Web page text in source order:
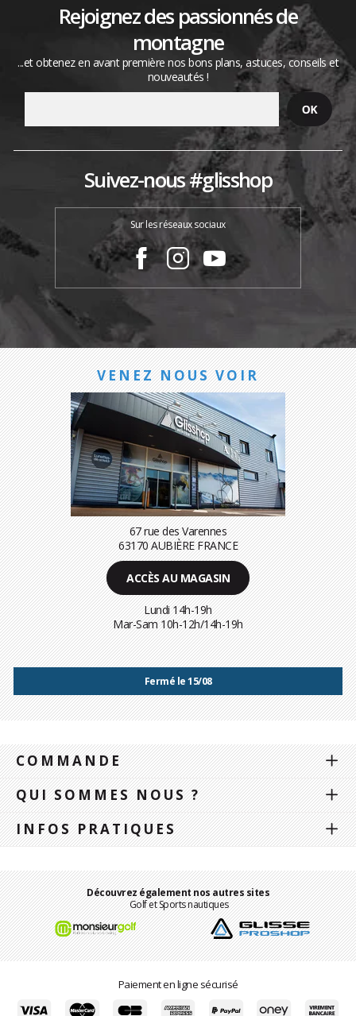
Rejoignez des passionnés de
montagne
...et obtenez en avant première nos bons plans, astuces, conseils et
nouveautés !
Suivez-nous #glisshop
Sur les réseaux sociaux
VENEZ NOUS VOIR
67 rue des Varennes
63170 AUBIÈRE FRANCE
ACCÈS AU MAGASIN
Lundi 14h-19h
Mar-Sam 10h-12h/14h-19h
Fermé le 15/08
COMMANDE
QUI SOMMES NOUS ?
INFOS PRATIQUES
Découvrez également nos autres sites
Golf et Sports nautiques
Paiement en ligne sécurisé